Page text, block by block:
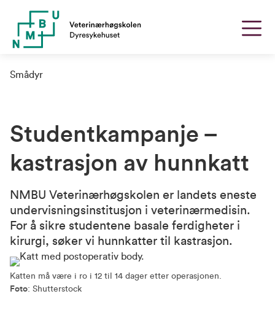
Smådyr
Studentkampanje –
kastrasjon av hunnkatt
NMBU Veterinærhøgskolen er landets eneste
undervisningsinstitusjon i veterinærmedisin.
For å sikre studentene basale ferdigheter i
kirurgi, søker vi hunnkatter til kastrasjon.
Katten må være i ro i 12 til 14 dager etter operasjonen.
Foto: Shutterstock